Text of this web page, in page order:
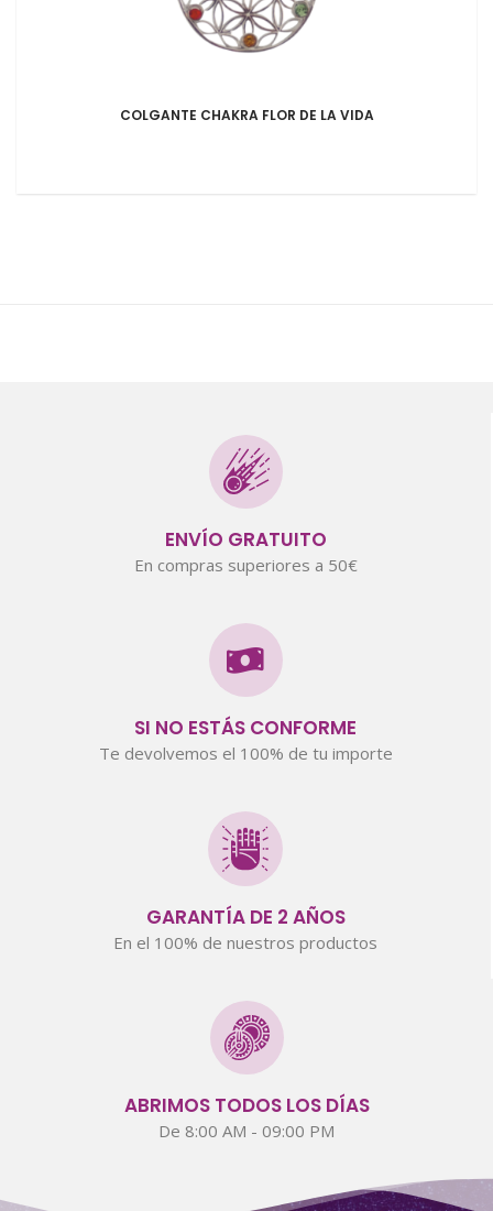
COLGANTE CHAKRA FLOR DE LA VIDA
ENVÍO GRATUITO
En compras superiores a 50€
SI NO ESTÁS CONFORME
Te devolvemos el 100% de tu importe
GARANTÍA DE 2 AÑOS
En el 100% de nuestros productos
ABRIMOS TODOS LOS DÍAS
De 8:00 AM - 09:00 PM